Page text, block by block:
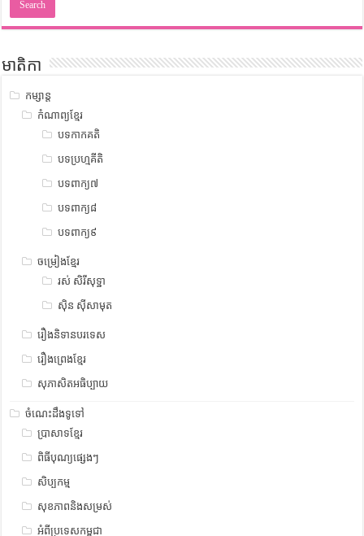
មាតិកា
កម្សាន្ត
កំណាព្យខ្មែរ
បទកាកគតិ
បទប្រហ្មគីតិ
បទពាក្យ៧
បទពាក្យ៨
បទពាក្យ៩
ចម្រៀងខ្មែរ
រស់ សិរីសុទ្ឋា
ស៊ិន ស៊ីសាមុត
រឿងនិទានបរទេស
រឿងព្រេងខ្មែរ
សុភាសិតអធិប្បាយ
ចំណេះដឹងទូទៅ
ប្រាសាទខ្មែរ
ពិធីបុណ្យផ្សេងៗ
សិប្បកម្ម
សុខភាពនិងសម្រស់
អំពីប្រទេសកម្ពុជា